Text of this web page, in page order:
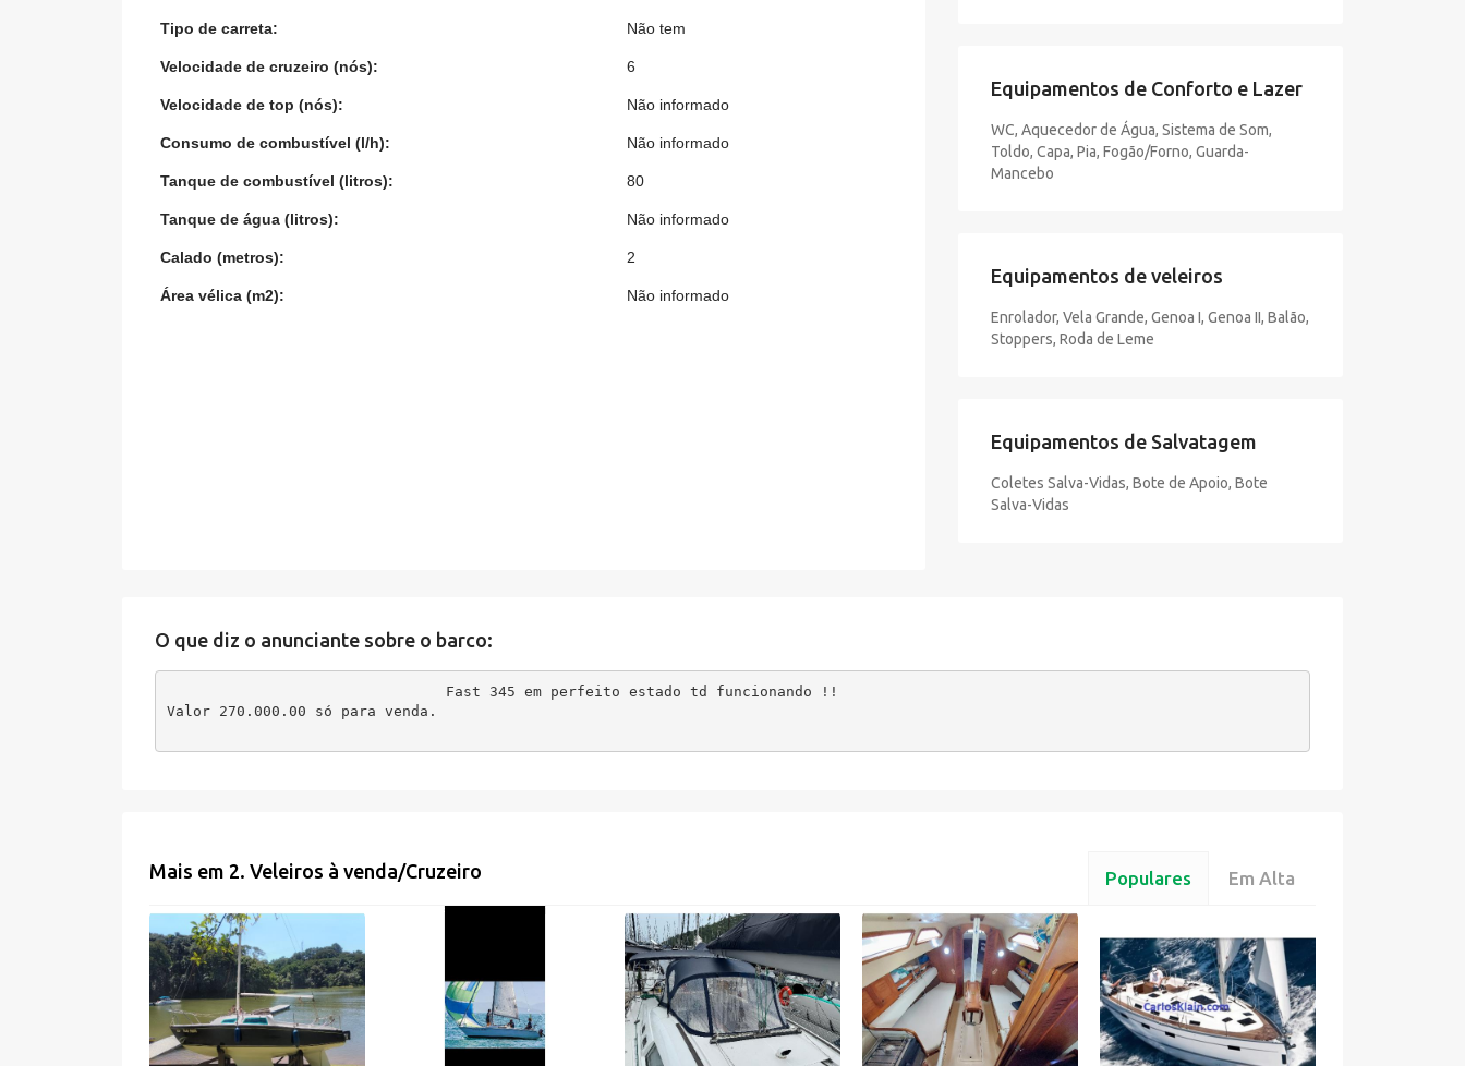
Tipo de carreta: Não tem
Velocidade de cruzeiro (nós): 6
Velocidade de top (nós): Não informado
Consumo de combustível (l/h): Não informado
Tanque de combustível (litros): 80
Tanque de água (litros): Não informado
Calado (metros): 2
Área vélica (m2): Não informado
Equipamentos de Conforto e Lazer
WC, Aquecedor de Água, Sistema de Som,
Toldo, Capa, Pia, Fogão/Forno, Guarda-
Mancebo
Equipamentos de veleiros
Enrolador, Vela Grande, Genoa I, Genoa II, Balão,
Stoppers, Roda de Leme
Equipamentos de Salvatagem
Coletes Salva-Vidas, Bote de Apoio, Bote
Salva-Vidas
O que diz o anunciante sobre o barco:
Fast 345 em perfeito estado td funcionando !!
Valor 270.000.00 só para venda.
Mais em 2. Veleiros à venda/Cruzeiro Populares Em Alta